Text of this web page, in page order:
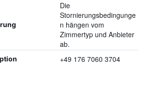
Die
Stornierungsbedingunge
n hängen vom
Zimmertyp und Anbieter
ab.
+49 176 7060 3704